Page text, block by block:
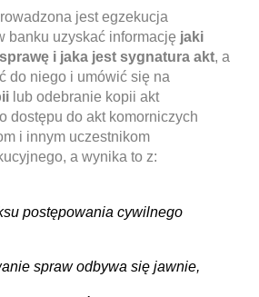
jest egzekucja
banku uzyskać informację jaki
i jaka jest sygnatura akt, a
do niego i umówić się na
lub odebranie kopii akt
dostępu do akt komorniczych
i innym uczestnikom
a wynika to z:
postępowania cywilnego
spraw odbywa się jawnie,